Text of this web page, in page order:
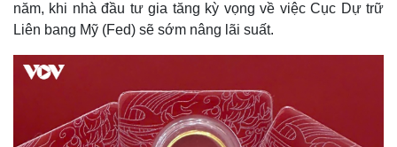
năm, khi nhà đầu tư gia tăng kỳ vọng về việc Cục Dự trữ
Liên bang Mỹ (Fed) sẽ sớm nâng lãi suất.